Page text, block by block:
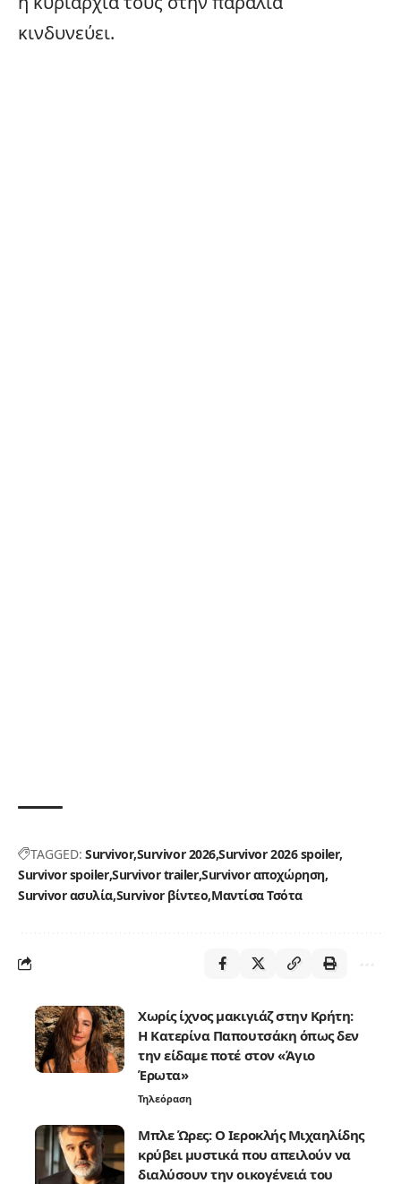
κινδυνεύει.
TAGGED: SurvivorSurvivor 2026Survivor 2026 spoiler
Survivor spoilerSurvivor trailerSurvivor αποχώρηση
Survivor ασυλία Survivor βίντεο Μαντίσα Τσότα
Χωρίς ίχνος μακιγιάζ στην Κρήτη:
Η Κατερίνα Παπουτσάκη όπως δεν
την είδαμε ποτέ στον «Άγιο
Έρωτα»
Τηλεόραση
Μπλε Ώρες: Ο Ιεροκλής Μιχαηλίδης
κρύβει μυστικά που απειλούν να
διαλύσουν την οικογένειά του